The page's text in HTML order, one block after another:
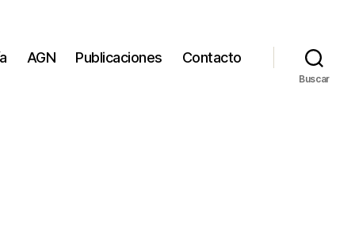
AGN Publicaciones Contacto
Buscar